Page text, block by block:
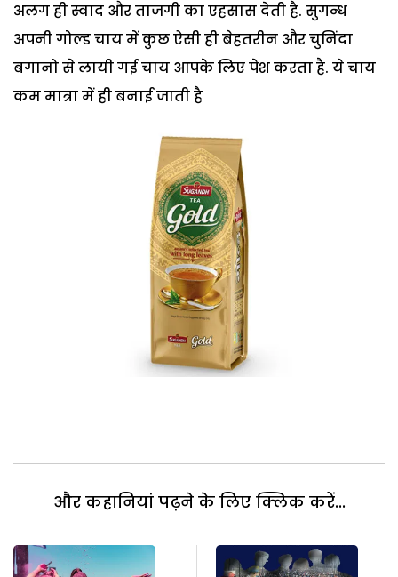
अलग ही स्वाद और ताजगी का एहसास देती है. सुगन्ध
अपनी गोल्ड चाय में कुछ ऐसी ही बेहतरीन और चुनिंदा
बगानो से लायी गई चाय आपके लिए पेश करता है. ये चाय
कम मात्रा में ही बनाई जाती है
और कहानियां पढ़ने के लिए क्लिक करें...